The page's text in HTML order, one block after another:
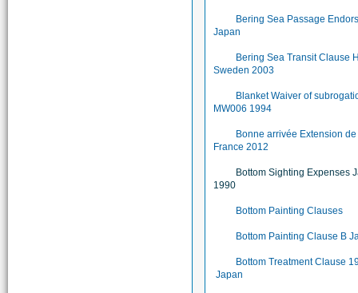
Bering Sea Passage
Japan
Bering Sea Transit Clause
Sweden 2003
Blanket Waiver of
MW006 1994
Bonne arrivée Extension
France 2012
Bottom Sighting Expenses
1990
Bottom Painting Clauses
Bottom Painting Clause B
Bottom Treatment Clause
Japan